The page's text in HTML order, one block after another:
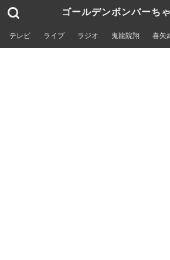
ゴールデンボンバーち
テレビ ライブ ラジオ 鬼龍院翔 喜矢